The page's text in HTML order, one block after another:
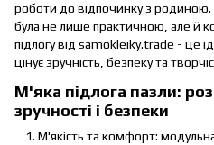
роботи до відпочинку з
була не лише практичною, але й
підлогу від samokleiky.trade - це
цінує зручність, безпеку та
М'яка підлога пазли:
зручності і безпеки
М'якість та комфорт: